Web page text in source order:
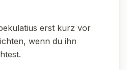
erst kurz vor
wenn du ihn